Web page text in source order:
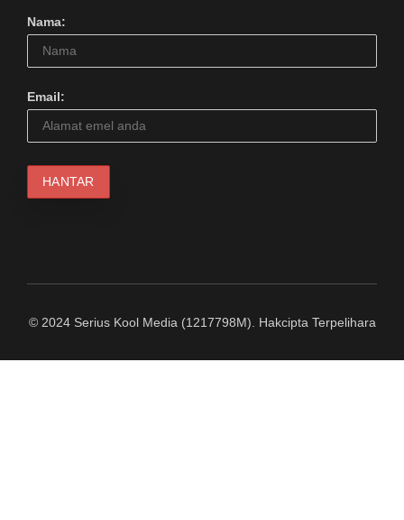
Nama:
Email:
© 2024 Serius Kool Media (1217798M). Hakcipta Terpelihara